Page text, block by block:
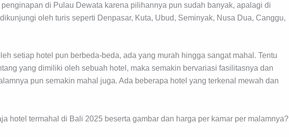
di Pulau Dewata karena pilihannya pun sudah banyak, apalagi di
oleh turis seperti Denpasar, Kuta, Ubud, Seminyak, Nusa Dua, Canggu,
setiap hotel pun berbeda-beda, ada yang murah hingga sangat mahal. Tentu
yang dimiliki oleh sebuah hotel, maka semakin bervariasi fasilitasnya dan
pun semakin mahal juga. Ada beberapa hotel yang terkenal mewah dan
hotel termahal di Bali 2025 beserta gambar dan harga per kamar per malamnya?